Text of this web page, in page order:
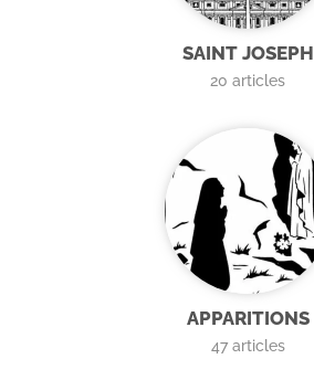
SAINT JOSEPH
20 articles
APPARITIONS
47articles